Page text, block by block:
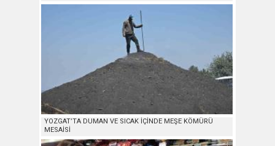
YOZGAT’TA DUMAN VE SICAK İÇİNDE MEŞE KÖMÜRÜ
MESAİSİ